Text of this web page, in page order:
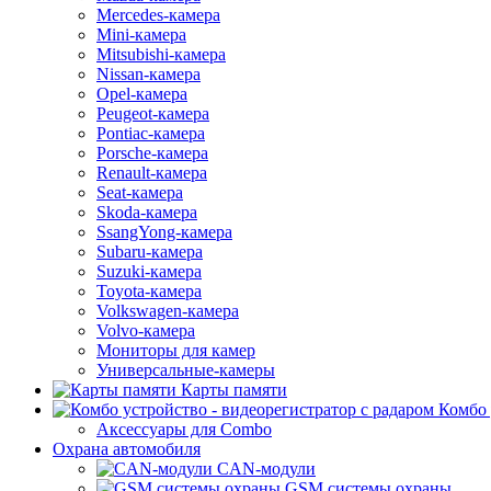
Mercedes-камера
Mini-камера
Mitsubishi-камера
Nissan-камера
Opel-камера
Peugeot-камера
Pontiac-камера
Porsche-камера
Renault-камера
Seat-камера
Skoda-камера
SsangYong-камера
Subaru-камера
Suzuki-камера
Toyota-камера
Volkswagen-камера
Volvo-камера
Мониторы для камер
Универсальные-камеры
Карты памяти
Комбо
Аксессуары для Combo
Охрана автомобиля
CAN-модули